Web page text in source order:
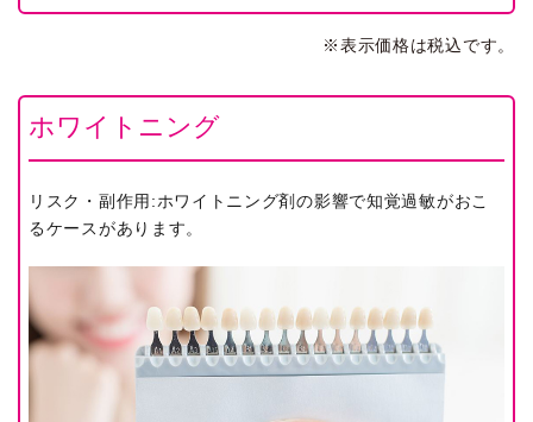
※表示価格は税込です。
ホワイトニング
リスク・副作用:ホワイトニング剤の影響で知覚過敏がおこ
るケースがあります。